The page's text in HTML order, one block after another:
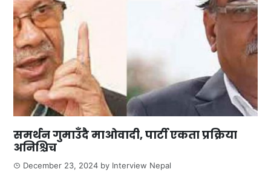
समर्थन गुमाउँदै माओवादी, पार्टी एकता प्रक्रिया
अनिश्चिच
December 23, 2024 by Interview Nepal